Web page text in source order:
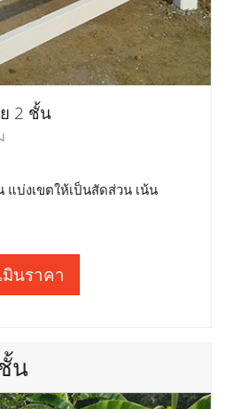
2 ชั้น
แบ่งเขตให้เป็นสัดส่วน เน้น
มินราคา
น